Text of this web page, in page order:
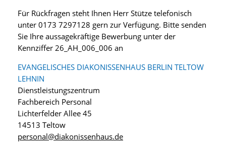
Für Rückfragen steht Ihnen Herr Stütze telefonisch
unter 0173 7297128 gern zur Verfügung. Bitte senden
Sie Ihre aussagekräftige Bewerbung unter der
Kennziffer 26_AH_006_006 an
EVANGELISCHES DIAKONISSENHAUS BERLIN TELTOW
LEHNIN
Dienstleistungszentrum
Fachbereich Personal
Lichterfelder Allee 45
14513 Teltow
personal@diakonissenhaus.de